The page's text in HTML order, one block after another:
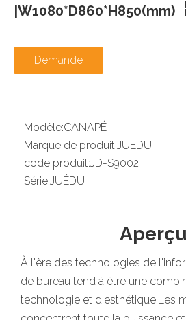
|W1080*D860*H850(mm)
Demande
Modèle:CANAPÉ
Marque de produit:JUEDU
code produit:JD-S9002
Série:JUÉDU
Aperçu
À l'ère des technologies de
de bureau tend à être une
technologie et d'esthétique.Les